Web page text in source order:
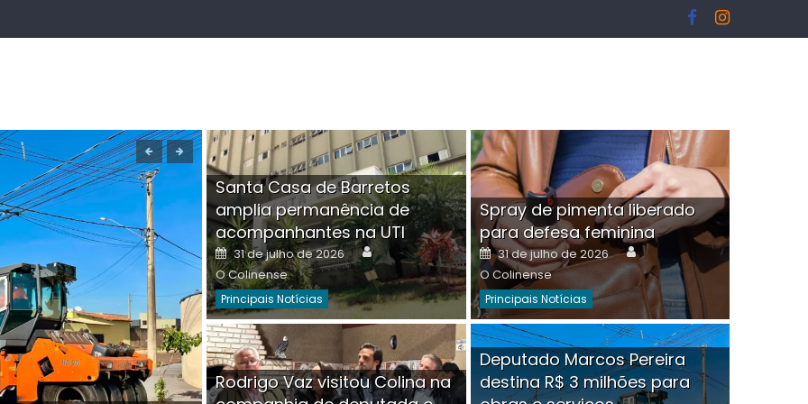
Boutique na Av. Ângelo Martins Tristão é
invadida por criminoso mascarado
Santa Casa de Barretos
amplia permanência de
acompanhantes na UTI
Posted
on
31 de julho de 2026 Author
O Colinense
Principais Notícias
Spray de pimenta liberado
para defesa feminina
Posted
on
31 de julho de 2026 Author
O Colinense
Principais Notícias
Rodrigo Vaz visitou Colina na
Deputado Marcos Pereira
destina R$ 3 milhões para